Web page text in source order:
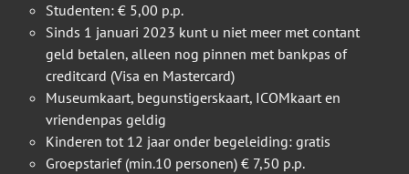
Studenten: € 5,00 p.p.
Sinds 1 januari 2023 kunt u niet meer met contant
geld betalen, alleen nog pinnen met bankpas of
creditcard (Visa en Mastercard)
Museumkaart, begunstigerskaart, ICOMkaart en
vriendenpas geldig
Kinderen tot 12 jaar onder begeleiding: gratis
Groepstarief (min.10 personen) € 7,50 p.p.